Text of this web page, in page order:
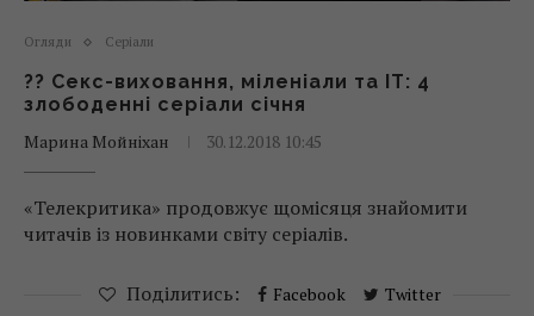
Огляди Серіали
?? Cекс-виховання, міленіали та IT: 4
злободенні серіали січня
Марина Мойніхан
30.12.2018 10:45
«Телекритика» продовжує щомісяця знайомити
читачів із новинками світу серіалів.
Поділитись: Facebook Twitter